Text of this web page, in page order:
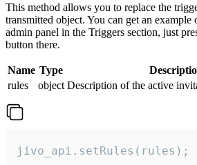
This method allows you to replace the
transmitted object. You can get an
admin panel in the Triggers section, just
button there.
Name Type
rules
object Description of the active
jivo_api.setRules(rules);